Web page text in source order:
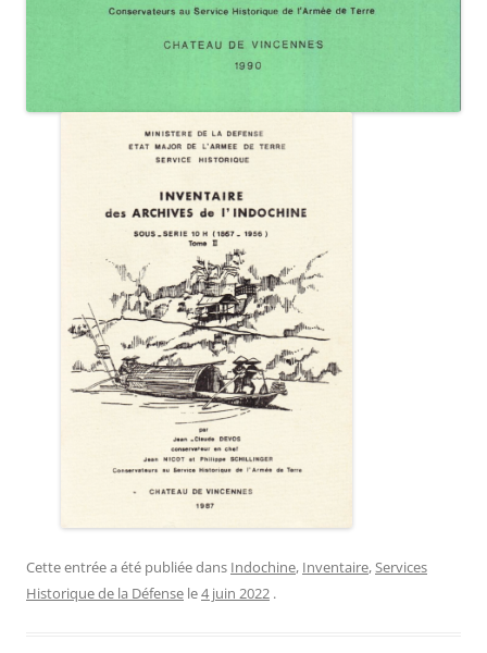
Cette entrée a été publiée dans Indochine, Inventaire,Services
Historique de la Défense le4 juin 2022 .